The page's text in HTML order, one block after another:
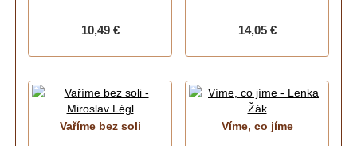
10,49 € 14,05 €
Vaříme bez soli Víme, co jíme